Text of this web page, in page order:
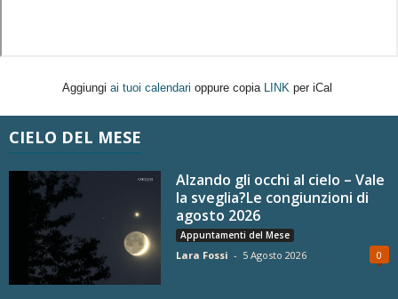
Aggiungi ai tuoi calendari oppure copia LINK per iCal
CIELO DEL MESE
Alzando gli occhi al cielo – Vale
la sveglia?Le congiunzioni di
agosto 2026
Appuntamenti del Mese
Lara Fossi - 5 Agosto 2026 0